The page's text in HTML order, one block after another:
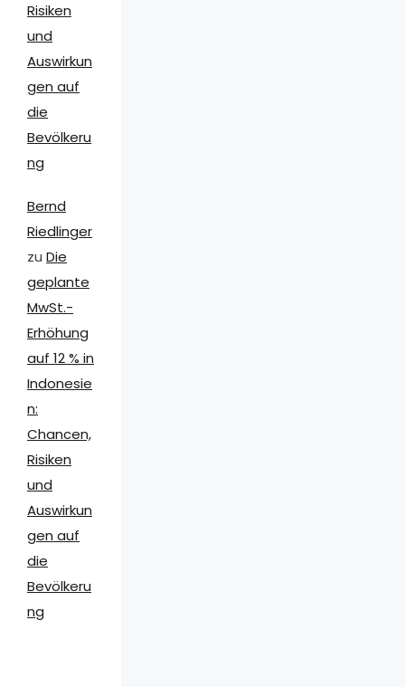
Risiken
und
Auswirkun
gen auf
die
Bevölkeru
ng
Bernd
Riedlinger
zu Die
geplante
MwSt.-
Erhöhung
auf 12 % in
Indonesie
n:
Chancen,
Risiken
und
Auswirkun
gen auf
die
Bevölkeru
ng